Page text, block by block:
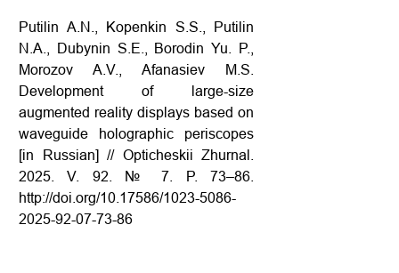
Putilin A.N., Kopenkin S.S., Putilin
N.A., Dubynin S.E., Borodin Yu. P.,
Morozov A.V., Afanasiev M.S.
Development of large-size
augmented reality displays based on
waveguide holographic periscopes
[in Russian] // Opticheskii Zhurnal.
2025. V. 92. № 7. P. 73–86.
http://doi.org/10.17586/1023-5086-
2025-92-07-73-86